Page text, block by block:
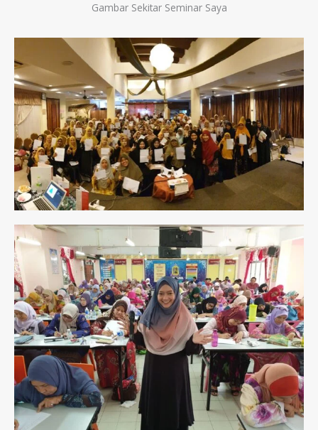
Gambar Sekitar Seminar Saya